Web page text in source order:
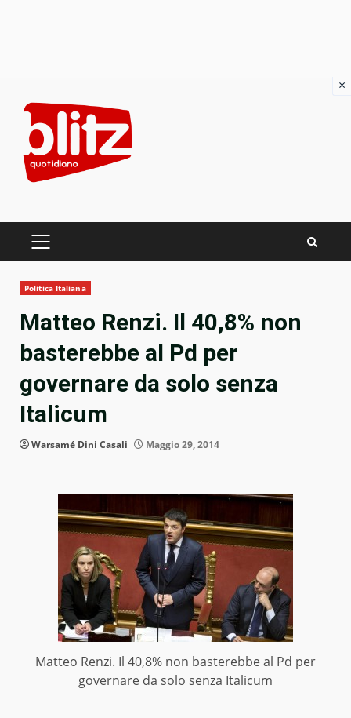
content
PRIMARY
Politica Italiana
Matteo Renzi. Il 40,8% non
basterebbe al Pd per
governare da solo senza
Italicum
Warsamé Dini Casali Maggio 29, 2014
Matteo Renzi. Il 40,8% non basterebbe al Pd per
governare da solo senza Italicum
×